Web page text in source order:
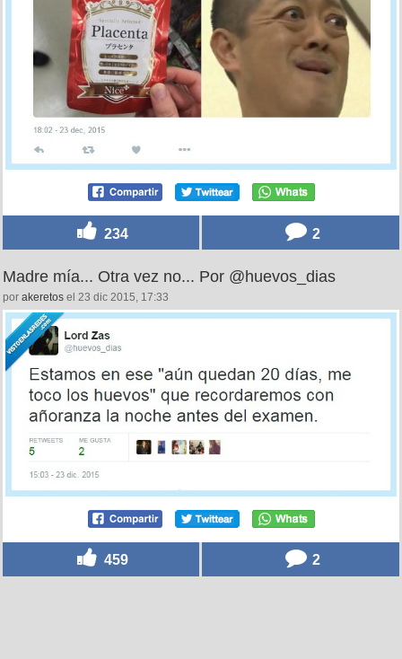
234 2
Madre mía... Otra vez no... Por @huevos_dias
por akeretos el 23 dic 2015, 17:33
459 2